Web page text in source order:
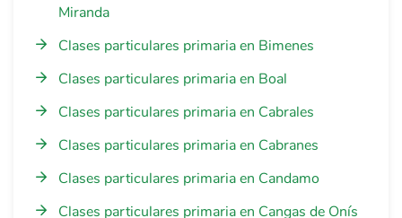
Miranda
Clases particulares primaria en Bimenes
Clases particulares primaria en Boal
Clases particulares primaria en Cabrales
Clases particulares primaria en Cabranes
Clases particulares primaria en Candamo
Clases particulares primaria en Cangas de Onís